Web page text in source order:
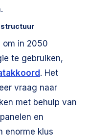
om in 2050
te gebruiken,
. Het
vraag naar
met behulp van
en
enorme klus